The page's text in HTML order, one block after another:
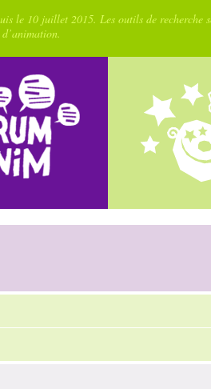
le 10 juillet 2015. Les outils de